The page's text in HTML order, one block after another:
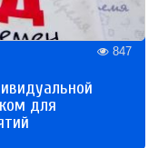
847
для